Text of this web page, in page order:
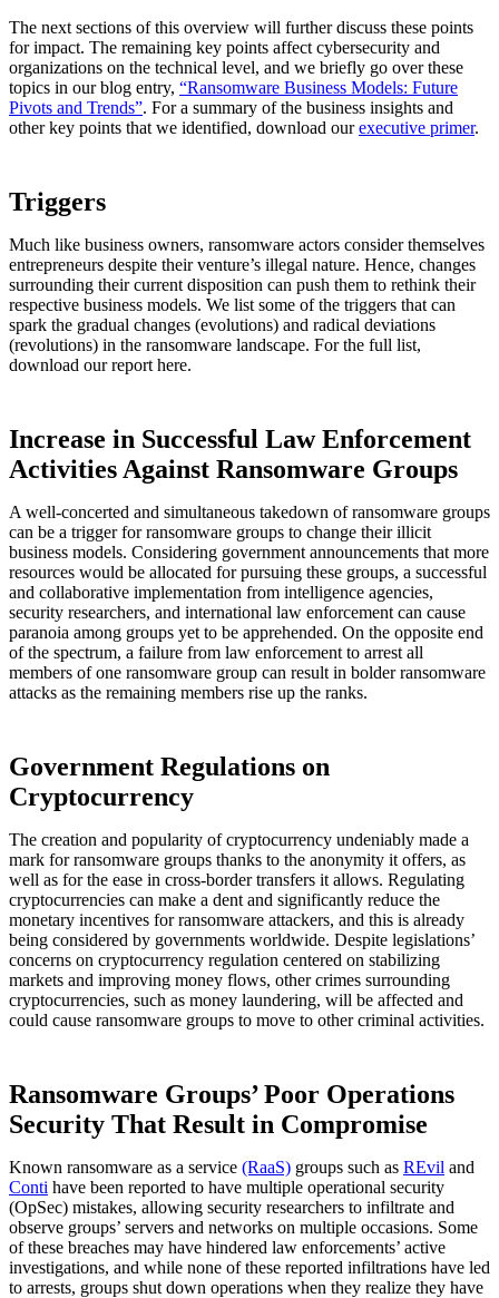
The next sections of this overview will further discuss these points
for impact. The remaining key points affect cybersecurity and
organizations on the technical level, and we briefly go over these
topics in our blog entry, “Ransomware Business Models: Future
Pivots and Trends”. For a summary of the business insights and
other key points that we identified, download ourexecutive primer.
Triggers
Much like business owners, ransomware actors consider themselves
entrepreneurs despite their venture’s illegal nature. Hence, changes
surrounding their current disposition can push them to rethink their
respective business models. We list some of the triggers that can
spark the gradual changes (evolutions) and radical deviations
(revolutions) in the ransomware landscape. For the full list,
download our report here.
Increase in Successful Law Enforcement
Activities Against Ransomware Groups
A well-concerted and simultaneous takedown of ransomware groups
can be a trigger for ransomware groups to change their illicit
business models. Considering government announcements that more
resources would be allocated for pursuing these groups, a successful
and collaborative implementation from intelligence agencies,
security researchers, and international law enforcement can cause
paranoia among groups yet to be apprehended. On the opposite end
of the spectrum, a failure from law enforcement to arrest all
members of one ransomware group can result in bolder ransomware
attacks as the remaining members rise up the ranks.
Government Regulations on
Cryptocurrency
The creation and popularity of cryptocurrency undeniably made a
mark for ransomware groups thanks to the anonymity it offers, as
well as for the ease in cross-border transfers it allows. Regulating
cryptocurrencies can make a dent and significantly reduce the
monetary incentives for ransomware attackers, and this is already
being considered by governments worldwide. Despite legislations’
concerns on cryptocurrency regulation centered on stabilizing
markets and improving money flows, other crimes surrounding
cryptocurrencies, such as money laundering, will be affected and
could cause ransomware groups to move to other criminal activities.
Ransomware Groups’ Poor Operations
Security That Result in Compromise
Known ransomware as a service (RaaS) groups such as REvil and
Conti have been reported to have multiple operational security
(OpSec) mistakes, allowing security researchers to infiltrate and
observe groups’ servers and networks on multiple occasions. Some
of these breaches may have hindered law enforcements’ active
investigations, and while none of these reported infiltrations have led
to arrests, groups shut down operations when they realize they have